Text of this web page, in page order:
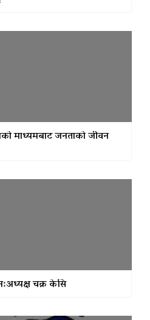
माध्यमबाट जनताको जीवन
चक्र केसि